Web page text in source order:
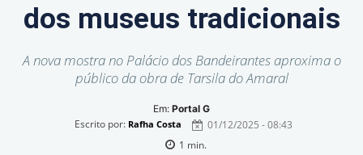
dos museus tradicionais
A nova mostra no Palácio dos Bandeirantes aproxima o
público da obra de Tarsila do Amaral
Em: Portal G
Escrito por: Rafha Costa
01/12/2025 - 08:43
1 min.